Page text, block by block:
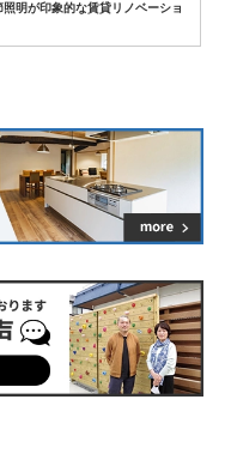
照明が印象的な賃貸リノベーショ